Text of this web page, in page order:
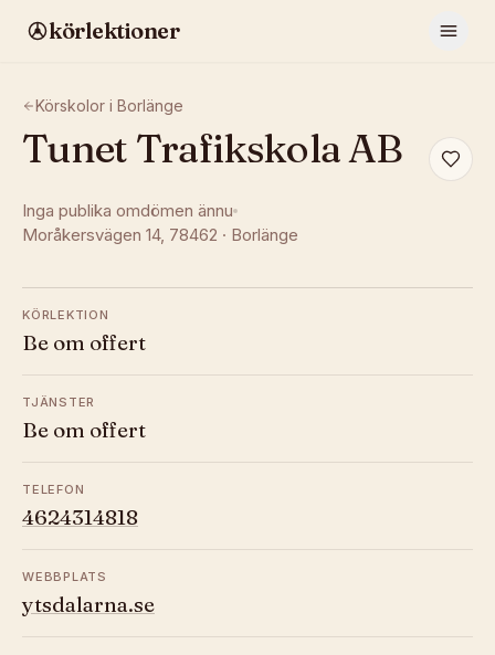
körlektioner
Körskolor i Borlänge
Tunet Trafikskola AB
Inga publika omdömen ännu
Moråkersvägen 14, 78462 · Borlänge
KÖRLEKTION
Be om offert
TJÄNSTER
Be om offert
TELEFON
4624314818
WEBBPLATS
ytsdalarna.se